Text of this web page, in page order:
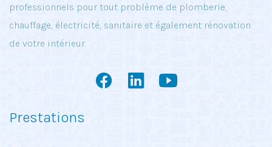
professionnels pour tout problème de plomberie,
chauffage, électricité, sanitaire et également rénovation
de votre intérieur.
Prestations